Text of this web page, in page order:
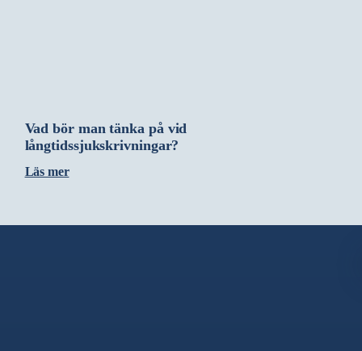
Vad bör man tänka på vid
långtidssjukskrivningar?
Läs mer